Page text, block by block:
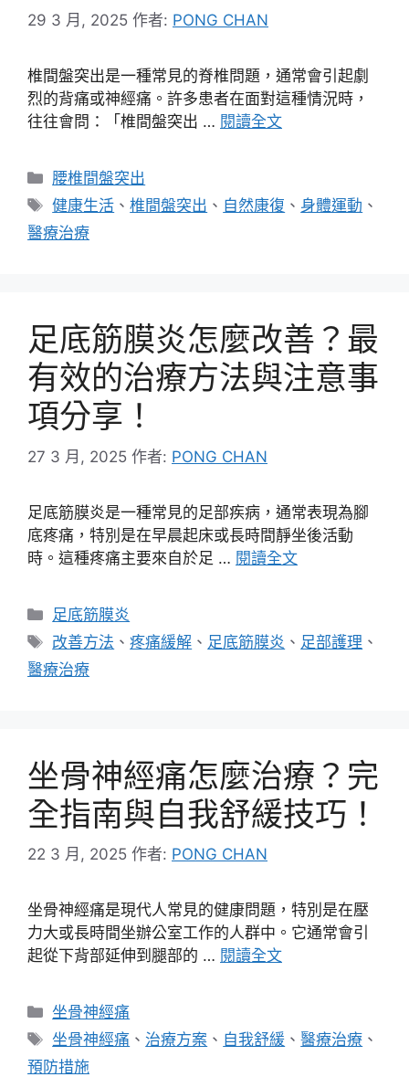
29 3 月, 2025 作者: PONG CHAN
椎間盤突出是一種常見的脊椎問題，通常會引起劇
烈的背痛或神經痛。許多患者在面對這種情況時，
往往會問：「椎間盤突出 … 閱讀全文
分
類
腰椎間盤突出
標
籤
健康生活 、椎間盤突出 、 自然康復 、 身體運動 、
醫療治療
足底筋膜炎怎麼改善？最
有效的治療方法與注意事
項分享！
27 3 月, 2025 作者: PONG CHAN
足底筋膜炎是一種常見的足部疾病，通常表現為腳
底疼痛，特別是在早晨起床或長時間靜坐後活動
時。這種疼痛主要來自於足 … 閱讀全文
分
類
足底筋膜炎
標
籤
改善方法 、疼痛緩解 、 足底筋膜炎 、 足部護理 、
醫療治療
坐骨神經痛怎麼治療？完
全指南與自我舒緩技巧！
22 3 月, 2025 作者: PONG CHAN
坐骨神經痛是現代人常見的健康問題，特別是在壓
力大或長時間坐辦公室工作的人群中。它通常會引
起從下背部延伸到腿部的 … 閱讀全文
分
類
坐骨神經痛
標
籤
坐骨神經痛 、 治療方案 、 自我舒緩 、醫療治療 、
預防措施